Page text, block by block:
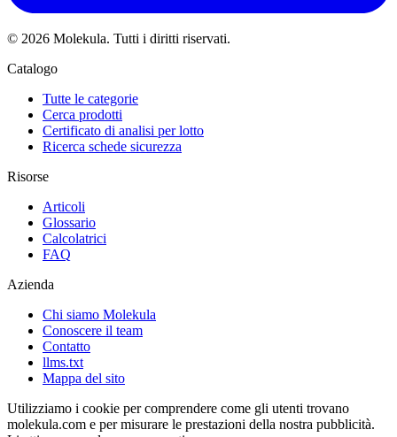
© 2026 Molekula. Tutti i diritti riservati.
Catalogo
Tutte le categorie
Cerca prodotti
Certificato di analisi per lotto
Ricerca schede sicurezza
Risorse
Articoli
Glossario
Calcolatrici
FAQ
Azienda
Chi siamo Molekula
Conoscere il team
Contatto
llms.txt
Mappa del sito
Utilizziamo i cookie per comprendere come gli utenti trovano
molekula.com e per misurare le prestazioni della nostra pubblicità.